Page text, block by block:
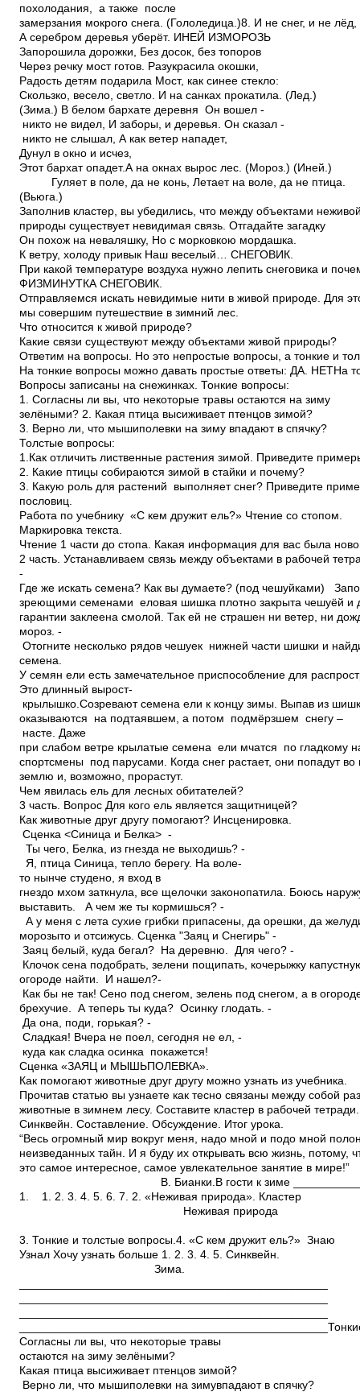
похолодания, а также после
замерзания мокрого снега. (Гололедица.)8. И не снег, и не лёд,
А серебром деревья уберёт. ИНЕЙ ИЗМОРОЗЬ
Запорошила дорожки, Без досок, без топоров
Через речку мост готов. Разукрасила окошки,
Радость детям подарила Мост, как синее стекло:
Скользко, весело, светло. И на санках прокатила. (Лед.)
(Зима.) В белом бархате деревня ­ Он вошел ­
никто не видел, И заборы, и деревья. Он сказал ­
никто не слышал, А как ветер нападет,
Дунул в окно и исчез,
Этот бархат опадет.А на окнах вырос лес. (Мороз.) (Иней.)
Гуляет в поле, да не конь, Летает на воле, да не птица.
(Вьюга.)
Заполнив кластер, вы убедились, что между объектами
природы существует невидимая связь. Отгадайте загадку
Он похож на неваляшку, Но с морковкою мордашка.
К ветру, холоду привык Наш веселый… СНЕГОВИК.
При какой температуре воздуха нужно лепить снеговика и
ФИЗМИНУТКА СНЕГОВИК.
Отправляемся искать невидимые нити в живой природе. Для
мы совершим путешествие в зимний лес.
Что относится к живой природе?
Какие связи существуют между объектами живой природы?
Ответим на вопросы. Но это непростые вопросы, а тонкие и
На тонкие вопросы можно давать простые ответы: ДА. НЕТНа
Вопросы записаны на снежинках. Тонкие вопросы:
1. Согласны ли вы, что некоторые травы остаются на зиму
зелёными? 2. Какая птица высиживает птенцов зимой?
3. Верно ли, что мыши­полевки на зиму впадают в спячку?
Толстые вопросы:
1.Как отличить лиственные растения зимой. Приведите
2. Какие птицы собираются зимой в стайки и почему?
3. Какую роль для растений выполняет снег? Приведите
пословиц.
Работа по учебнику «С кем дружит ель?» Чтение со стопом.
Маркировка текста.
Чтение 1 части до стопа. Какая информация для вас была
2 часть. Устанавливаем связь между объектами в рабочей
­
Где же искать семена? Как вы думаете? (под чешуйками)
зреющими семенами еловая шишка плотно закрыта чешуёй и
гарантии заклеена смолой. Так ей не страшен ни ветер, ни
мороз. ­
Отогните несколько рядов чешуек нижней части шишки и
семена.
У семян ели есть замечательное приспособление для
Это длинный вырост­
крылышко.Созревают семена ели к концу зимы. Выпав из
оказываются на подтаявшем, а потом подмёрзшем снегу –
насте. Даже
при слабом ветре крылатые семена ели мчатся по гладкому
спортсмены под парусами. Когда снег растает, они попадут
землю и, возможно, прорастут.
Чем явилась ель для лесных обитателей?
3 часть. Вопрос Для кого ель является защитницей?
Как животные друг другу помогают? Инсценировка.
Сценка <Синица и Белка> ­
Ты чего, Белка, из гнезда не выходишь? ­
Я, птица Синица, тепло берегу. На воле­
то нынче студено, я вход в
гнездо мхом заткнула, все щелочки законопатила. Боюсь
выставить. ­ А чем же ты кормишься? ­
А у меня с лета сухие грибки припасены, да орешки, да
морозы­то и отсижусь. Сценка "Заяц и Снегирь" ­
Заяц белый, куда бегал? ­ На деревню. ­ Для чего? ­
Клочок сена подобрать, зелени пощипать, кочерыжку
огороде найти. ­ И нашел?­
Как бы не так! Сено под снегом, зелень под снегом, а в
брехучие. ­ А теперь ты куда? ­ Осинку глодать. ­
Да она, поди, горькая? ­
Сладкая! Вчера не поел, сегодня не ел, ­
куда как сладка осинка покажется!
Сценка «ЗАЯЦ и МЫШЬ­ПОЛЕВКА».
Как помогают животные друг другу можно узнать из учебника.
Прочитав статью вы узнаете как тесно связаны между собой
животные в зимнем лесу. Составите кластер в рабочей тетради.
Синквейн. Составление. Обсуждение. Итог урока.
“Весь огромный мир вокруг меня, надо мной и подо мной
неизведанных тайн. И я буду их открывать всю жизнь, потому,
это самое интересное, самое увлекательное занятие в мире!”
В. Бианки.В гости к зиме
1. 1. 2. 3. 4. 5. 6. 7. 2. «Неживая природа». Кластер
Неживая природа
3. Тонкие и толстые вопросы.4. «С кем дружит ель?» Знаю
Узнал Хочу узнать больше 1. 2. 3. 4. 5. Синквейн.
Зима.
Согласны ли вы, что некоторые травы
остаются на зиму зелёными?
Какая птица высиживает птенцов зимой?
Верно ли, что мыши­полевки на зимувпадают в спячку?